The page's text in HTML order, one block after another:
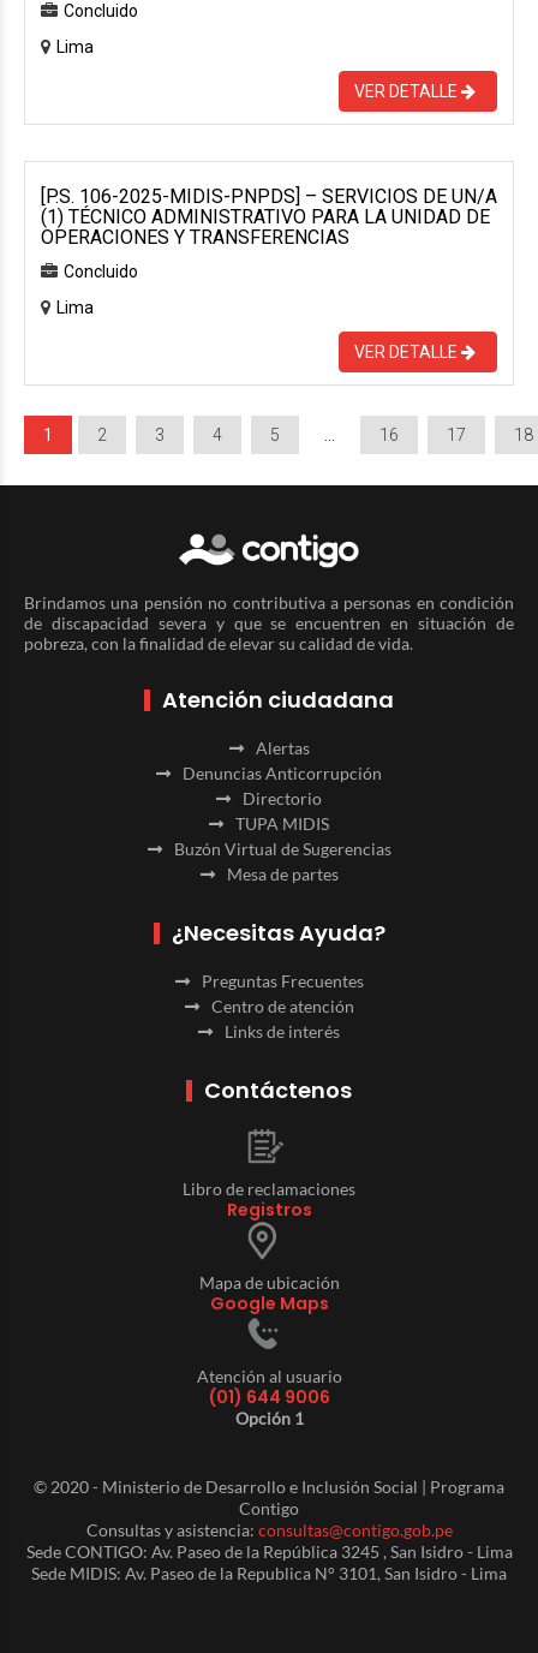
Concluido
Lima
VER DETALLE
[P.S. 106-2025-MIDIS-PNPDS] – SERVICIOS DE UN/A
(1) TÉCNICO ADMINISTRATIVO PARA LA UNIDAD DE
OPERACIONES Y TRANSFERENCIAS
Concluido
Lima
VER DETALLE
1 2 3 4 5 16 17 18
Brindamos una pensión no contributiva a personas en condición
de discapacidad severa y que se encuentren en situación de
pobreza, con la finalidad de elevar su calidad de vida.
Atención ciudadana
Alertas
Denuncias Anticorrupción
Directorio
TUPA MIDIS
Buzón Virtual de Sugerencias
Mesa de partes
¿Necesitas Ayuda?
Preguntas Frecuentes
Centro de atención
Links de interés
Contáctenos
Libro de reclamaciones
Registros
Mapa de ubicación
Google Maps
Atención al usuario
(01) 644 9006
Opción 1
© 2020 - Ministerio de Desarrollo e Inclusión Social | Programa
Contigo
Consultas y asistencia: consultas@contigo.gob.pe
Sede CONTIGO: Av. Paseo de la República 3245 , San Isidro - Lima
Sede MIDIS: Av. Paseo de la Republica N° 3101, San Isidro - Lima